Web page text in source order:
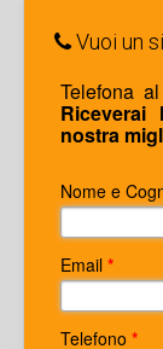
Vuoi un
Telefona al
nostra
Nome e
Email *
Telefono *